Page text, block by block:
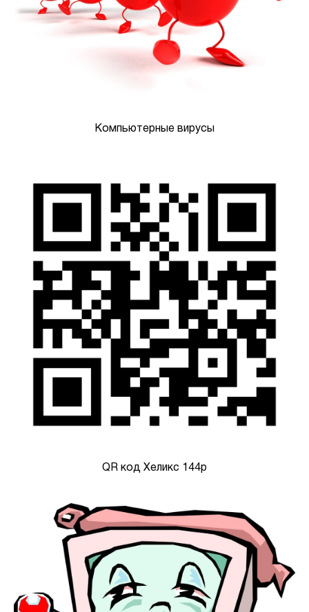
Компьютерные вирусы
QR код Хеликс 144р